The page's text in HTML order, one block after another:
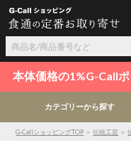
本体価格の1%G-Call
カテゴリーから探す
G-CallショッピングTOP ＞伝統工芸 ＞